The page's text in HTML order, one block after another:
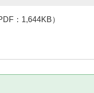
：1,644KB）